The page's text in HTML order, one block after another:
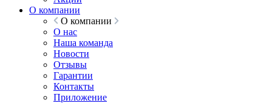
О компании
О компании
О нас
Наша команда
Новости
Отзывы
Гарантии
Контакты
Приложение